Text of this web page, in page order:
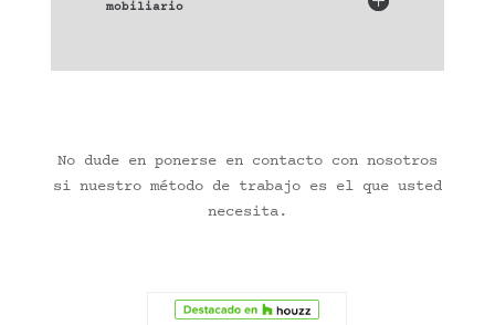
mobiliario
No dude en ponerse en contacto con nosotros
si nuestro método de trabajo es el que usted
necesita.